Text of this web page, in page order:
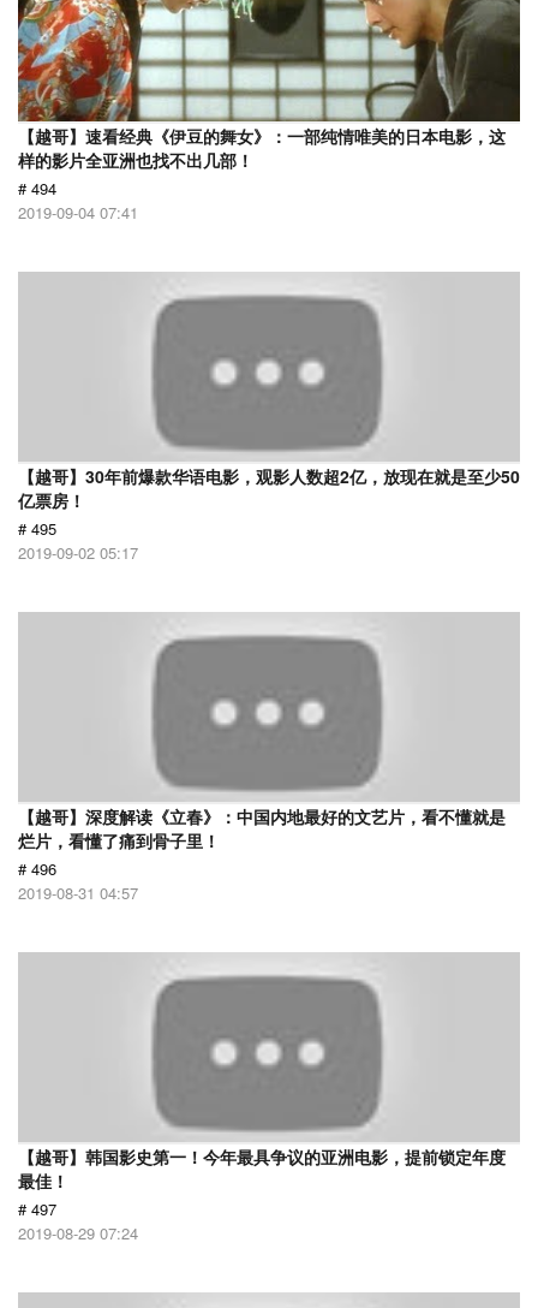
【越哥】速看经典《伊豆的舞女》：一部纯情唯美的日本电影，这
样的影片全亚洲也找不出几部！
# 494
2019-09-04 07:41
【越哥】30年前爆款华语电影，观影人数超2亿，放现在就是至少50
亿票房！
# 495
2019-09-02 05:17
【越哥】深度解读《立春》：中国内地最好的文艺片，看不懂就是
烂片，看懂了痛到骨子里！
# 496
2019-08-31 04:57
【越哥】韩国影史第一！今年最具争议的亚洲电影，提前锁定年度
最佳！
# 497
2019-08-29 07:24